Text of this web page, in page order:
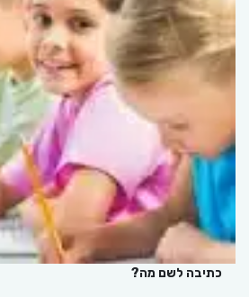
כתיבה לשם מה?